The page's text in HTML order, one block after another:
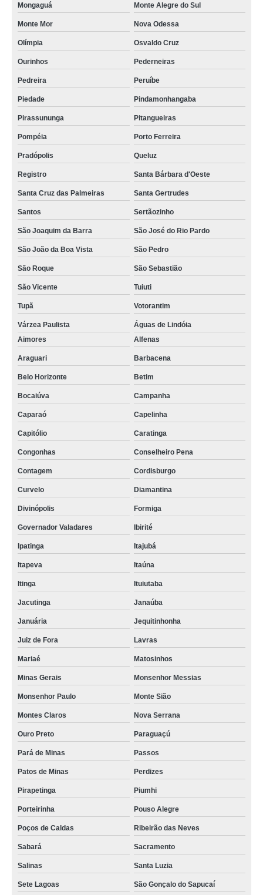
Mongaguá Monte Alegre do Sul
Monte Mor Nova Odessa
Olímpia Osvaldo Cruz
Ourinhos Pederneiras
Pedreira Peruíbe
Piedade Pindamonhangaba
Pirassununga Pitangueiras
Pompéia Porto Ferreira
Pradópolis Queluz
Registro Santa Bárbara d'Oeste
Santa Cruz das Palmeiras Santa Gertrudes
Santos Sertãozinho
São Joaquim da Barra São José do Rio Pardo
São João da Boa Vista São Pedro
São Roque São Sebastião
São Vicente Tuiuti
Tupã Votorantim
Várzea Paulista
Águas de Lindóia
Aimores
Alfenas
Araguari Barbacena
Belo Horizonte Betim
Bocaiúva Campanha
Caparaó Capelinha
Capitólio Caratinga
Congonhas Conselheiro Pena
Contagem Cordisburgo
Curvelo Diamantina
Divinópolis Formiga
Governador Valadares Ibirité
Ipatinga Itajubá
Itapeva Itaúna
Itinga Ituiutaba
Jacutinga Janaúba
Januária Jequitinhonha
Juiz de Fora Lavras
Mariaé Matosinhos
Minas Gerais Monsenhor Messias
Monsenhor Paulo Monte Sião
Montes Claros Nova Serrana
Ouro Preto Paraguaçú
Pará de Minas Passos
Patos de Minas Perdizes
Pirapetinga Piumhi
Porteirinha Pouso Alegre
Poços de Caldas Ribeirão das Neves
Sabará Sacramento
Salinas Santa Luzia
Sete Lagoas São Gonçalo do Sapucaí